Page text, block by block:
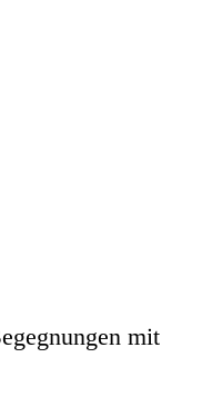
mit